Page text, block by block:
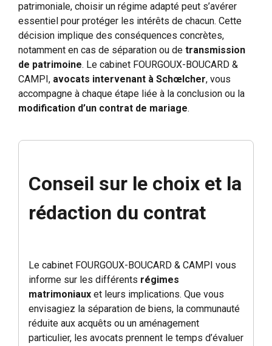
patrimoniale, choisir un régime adapté peut s’avérer
essentiel pour protéger les intérêts de chacun. Cette
décision implique des conséquences concrètes,
notamment en cas de séparation ou de transmission
de patrimoine. Le cabinet FOURGOUX-BOUCARD &
CAMPI, avocats intervenant à Schœlcher, vous
accompagne à chaque étape liée à la conclusion ou la
modification d’un contrat de mariage.
Conseil sur le choix et la
rédaction du contrat
Le cabinet FOURGOUX-BOUCARD & CAMPI vous
informe sur les différents régimes
matrimoniauxet leurs implications. Que vous
envisagiez la séparation de biens, la communauté
réduite aux acquêts ou un aménagement
particulier, les avocats prennent le temps d’évaluer